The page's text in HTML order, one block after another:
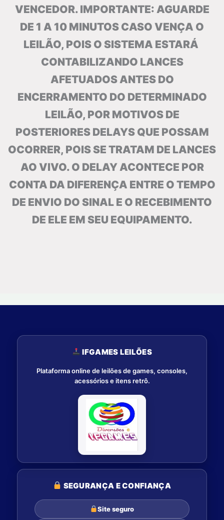
VENCEDOR. IMPORTANTE: AGUARDE
DE 1 A 10 MINUTOS CASO VENÇA O
LEILÃO, POIS O SISTEMA ESTARÁ
CONTABILIZANDO LANCES
AFETUADOS ANTES DO
ENCERRAMENTO DO DETERMINADO
LEILÃO, POR MOTIVOS DE
POSTERIORES DELAYS QUE POSSAM
OCORRER, POIS SE TRATAM DE LANCES
AO VIVO. O DELAY ACONTECE POR
CONTA DA DIFERENÇA ENTRE O TEMPO
DE ENVIO DO SINAL E O RECEBIMENTO
DE ELE EM SEU EQUIPAMENTO.
IFGAMES LEILÕES
Plataforma online de leilões de games, consoles,
acessórios e itens retrô.
SEGURANÇA E CONFIANÇA
Site seguro